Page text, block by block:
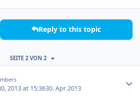
Reply to this topic
SEITE 2 VON 2
2013 at 15:3630. Apr 2013